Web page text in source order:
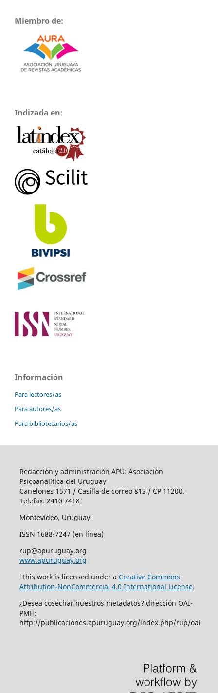
Miembro de:
Indizada en:
Información
Para lectores/as
Para autores/as
Para bibliotecarios/as
Redacción y administración APU: Asociación
Psicoanalítica del Uruguay
Canelones 1571 / Casilla de correo 813 / CP 11200.
Telefax: 2410 7418
Montevideo, Uruguay.
ISSN 1688-7247 (en línea)
rup@apuruguay.org
www.apuruguay.org
This work is licensed under a Creative Commons
Attribution-NonCommercial 4.0 International License.
¿Desea cosechar nuestros metadatos? dirección OAI-
PMH:
http://publicaciones.apuruguay.org/index.php/rup/oai